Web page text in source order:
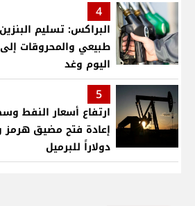
4
البراكس: تسليم
طبيعي والمحروقات
اليوم وغد
5
ارتفاع أسعار النفط
دولاراً للبرميل